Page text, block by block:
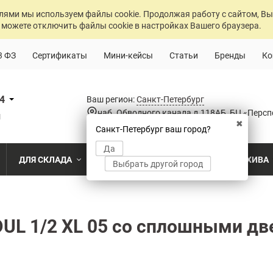
мы используем файлы cookie. Продолжая работу с сайтом,
отключить файлы cookie в настройках Вашего браузера.
ФЗ Сертификаты Мини-кейсы Статьи Бренды
Ваш регион:Санкт-Петербург
✖
Санкт-Петербург ваш город?
Да
Выбрать другой город
наб. Обводного канала д.118АБ, БЦ
MS Standart
MS Strong
Архивные
Для
Склад временного хранения
ДЛЯ СКЛАДА ДЛЯ РАЗДЕВАЛОК ДЛЯ АРХИВА
1/2 XL 05 со сплошными